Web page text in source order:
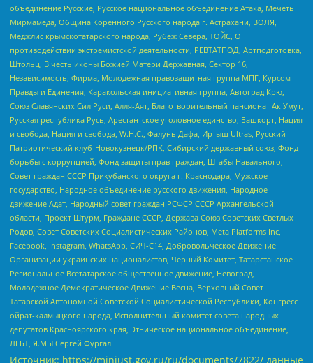
объединение Русские, Русское национальное объединение Атака, Мечеть
Мирмамеда, Община Коренного Русского народа г. Астрахани, ВОЛЯ,
Меджлис крымскотатарского народа, Рубеж Севера, ТОЙС, О
противодействии экстремистской деятельности, РЕВТАТПОД, Артподготовка,
Штольц, В честь иконы Божией Матери Державная, Сектор 16,
Независимость, Фирма, Молодежная правозащитная группа МПГ, Курсом
Правды и Единения, Каракольская инициативная группа, Автоград Крю,
Союз Славянских Сил Руси, Алля-Аят, Благотворительный пансионат Ак Умут,
Русская республика Русь, Арестантское уголовное единство, Башкорт, Нация
и свобода, Нация и свобода, W.H.С., Фалунь Дафа, Иртыш Ultras, Русский
Патриотический клуб-Новокузнецк/РПК, Сибирский державный союз, Фонд
борьбы с коррупцией, Фонд защиты прав граждан, Штабы Навального,
Совет граждан СССР Прикубанского округа г. Краснодара, Мужское
государство, Народное объединение русского движения, Народное
движение Адат, Народный совет граждан РСФСР СССР Архангельской
области, Проект Штурм, Граждане СССР, Держава Союз Советских Светлых
Родов, Совет Советских Социалистических Районов, Meta Platforms Inc,
Facebook, Instagram, WhatsApp, СИЧ-С14, Добровольческое Движение
Организации украинских националистов, Черный Комитет, Татарстанское
Региональное Всетатарское общественное движение, Невоград,
Молодежное Демократическое Движение Весна, Верховный Совет
Татарской Автономной Советской Социалистической Республики, Конгресс
ойрат-калмыцкого народа, Исполнительный комитет совета народных
депутатов Красноярского края, Этническое национальное объединение,
ЛГБТ, Я.МЫ Сергей Фургал
Источник: https://minjust.gov.ru/ru/documents/7822/ данные